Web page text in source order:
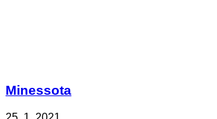
Minessota